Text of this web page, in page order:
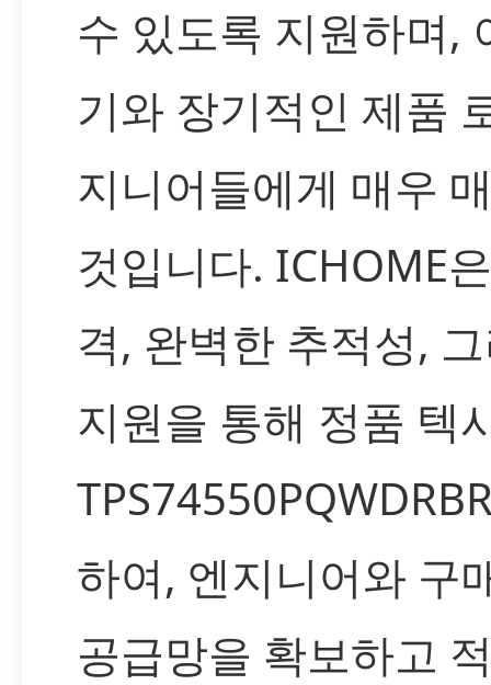
수 있도록 지원하며,
기와 장기적인 제품
지니어들에게 매우
것입니다. ICHOME
격, 완벽한 추적성,
지원을 통해 정품 텍
하여, 엔지니어와 구
공급망을 확보하고